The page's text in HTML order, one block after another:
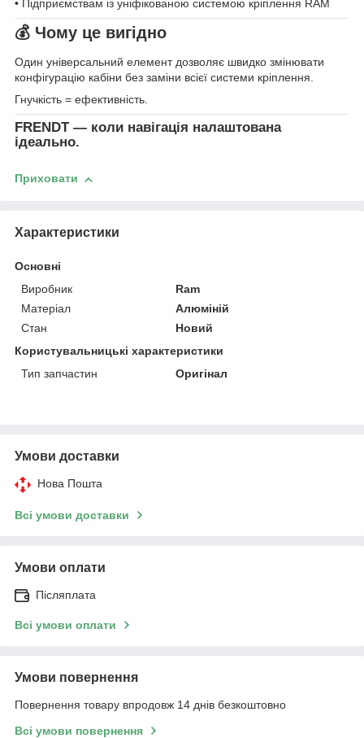
• Підприємствам із уніфікованою системою кріплення RAM
💰 Чому це вигідно
Один універсальний елемент дозволяє швидко змінювати
конфігурацію кабіни без заміни всієї системи кріплення.
Гнучкість = ефективність.
FRENDT — коли навігація налаштована
ідеально.
Приховати
Характеристики
Основні
Виробник
Ram
Матеріал
Алюміній
Стан
Новий
Користувальницькі характеристики
Тип запчастин
Оригінал
Умови доставки
Нова Пошта
Всі умови доставки
Умови оплати
Післяплата
Всі умови оплати
Умови повернення
Повернення товару впродовж 14 днів безкоштовно
Всі умови повернення